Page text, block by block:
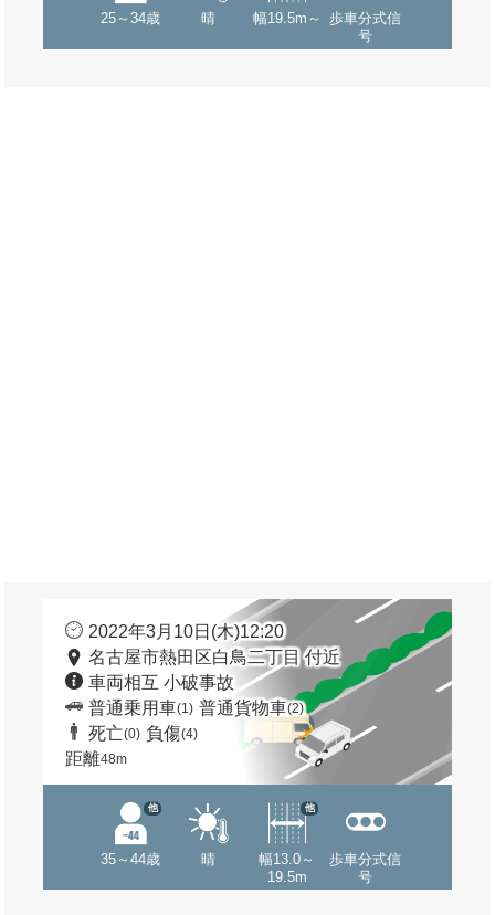
25～34歳 晴 幅19.5m～
歩車分式信
号
2022年3月10日(木)12:20
名古屋市熱田区白鳥二丁目 付近
車両相互 小破事故
普通乗用車(1) 普通貨物車(2)
死亡(0) 負傷(4)
距離48m
35～44歳
他
晴
幅13.0～
19.5m
他
歩車分式信
号